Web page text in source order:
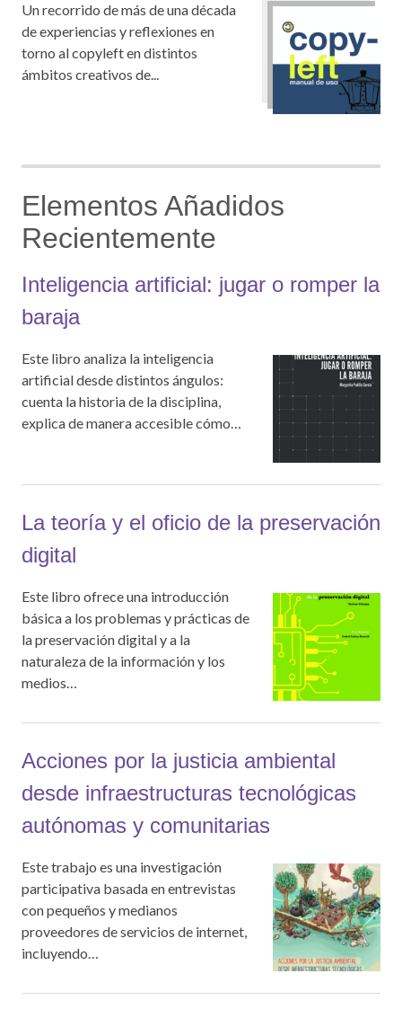
Un recorrido de más de una década
de experiencias y reflexiones en
torno al copyleft en distintos
ámbitos creativos de...
Elementos Añadidos
Recientemente
Inteligencia artificial: jugar o romper la
baraja
Este libro analiza la inteligencia
artificial desde distintos ángulos:
cuenta la historia de la disciplina,
explica de manera accesible cómo…
La teoría y el oficio de la preservación
digital
Este libro ofrece una introducción
básica a los problemas y prácticas de
la preservación digital y a la
naturaleza de la información y los
medios…
Acciones por la justicia ambiental
desde infraestructuras tecnológicas
autónomas y comunitarias
Este trabajo es una investigación
participativa basada en entrevistas
con pequeños y medianos
proveedores de servicios de internet,
incluyendo…